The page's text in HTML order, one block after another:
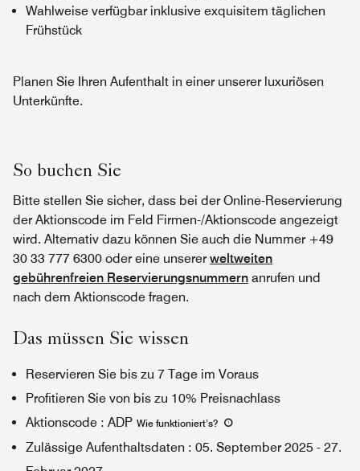
Wahlweise verfügbar inklusive exquisitem täglichen
Frühstück
Planen Sie Ihren Aufenthalt in einer unserer luxuriösen
Unterkünfte.
So buchen Sie
Bitte stellen Sie sicher, dass bei der Online-Reservierung
der Aktionscode im Feld Firmen-/Aktionscode angezeigt
wird. Alternativ dazu können Sie auch die Nummer +49
30 33 777 6300 oder eine unsererweltweiten
gebührenfreien Reservierungsnummern anrufen und
nach dem Aktionscode fragen.
Das müssen Sie wissen
Reservieren Sie bis zu 7 Tage im Voraus
Profitieren Sie von bis zu 10% Preisnachlass
Aktionscode : ADP Wie funktioniert’s?
Zulässige Aufenthaltsdaten : 05. September 2025 - 27.